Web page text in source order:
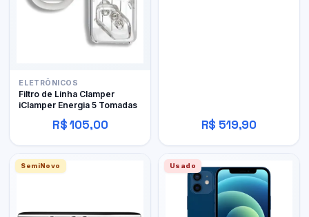
ELETRÔNICOS
Filtro de Linha Clamper
iClamper Energia 5 Tomadas
R$ 105,00 R$ 519,90
SemiNovo Usado